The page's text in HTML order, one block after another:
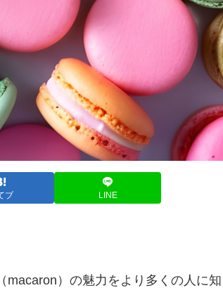
ブ LINE
）の魅力をより多くの人に知